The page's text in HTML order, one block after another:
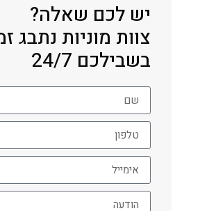
יש לכם שאלה?
צוות מוניות נתבג
בשבילכם 24/7